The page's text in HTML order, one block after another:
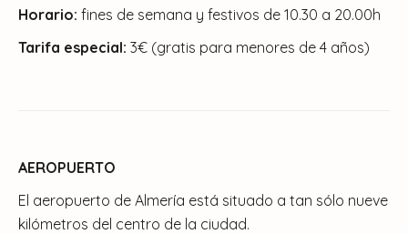
Horario: fines de semana y festivos de 10.30 a 20.00h
Tarifa especial: 3€ (gratis para menores de 4 años)
AEROPUERTO
El aeropuerto de Almería está situado a tan sólo nueve
kilómetros del centro de la ciudad.